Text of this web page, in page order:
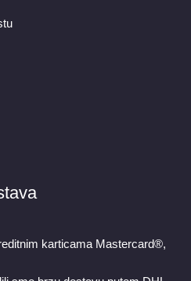
karticama Mastercard®,